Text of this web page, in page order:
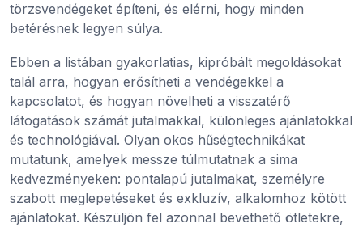
törzsvendégeket építeni, és elérni, hogy minden
betérésnek legyen súlya.
Ebben a listában gyakorlatias, kipróbált megoldásokat
talál arra, hogyan erősítheti a vendégekkel a
kapcsolatot, és hogyan növelheti a visszatérő
látogatások számát jutalmakkal, különleges ajánlatokkal
és technológiával. Olyan okos hűségtechnikákat
mutatunk, amelyek messze túlmutatnak a sima
kedvezményeken: pontalapú jutalmakat, személyre
szabott meglepetéseket és exkluzív, alkalomhoz kötött
ajánlatokat. Készüljön fel azonnal bevethető ötletekre,